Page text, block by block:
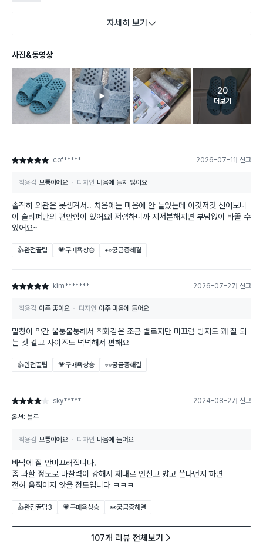
자세히 보기
사진&동영상
고객 리뷰
20
더보기
별점 5점 cof***** 2026-07-11 신고
착용감 보통이에요 디자인 마음에 들지 않아요
솔직히 외관은 못생겨서.. 처음에는 마음에 안 들었는데 이것저것 신어보니
이 슬리퍼만의 편안함이 있어요! 저렴하니까 지저분해지면 부담없이 바꿀 수
있어요~
👍완전꿀팁 💗구매욕상승 👀궁금증해결
별점 5점 kim******* 2026-07-27 신고
착용감 아주 좋아요 디자인 아주 마음에 들어요
밑창이 약간 울퉁불퉁해서 착화감은 조금 별로지만 미끄럼 방지도 꽤 잘 되
는 것 같고 사이즈도 넉넉해서 편해요
👍완전꿀팁 💗구매욕상승 👀궁금증해결
별점 4점 sky***** 2024-08-27 신고
옵션: 블루
착용감 보통이에요 디자인 마음에 들어요
바닥에 잘 안미끄러집니다.
좀 과할 정도로 마찰력이 강해서 제대로 안신고 밟고 쓴다던지 하면
전혀 움직이지 않을 정도입니다 ㅋㅋㅋ
👍완전꿀팁3 💗구매욕상승 👀궁금증해결
107개 리뷰 전체보기